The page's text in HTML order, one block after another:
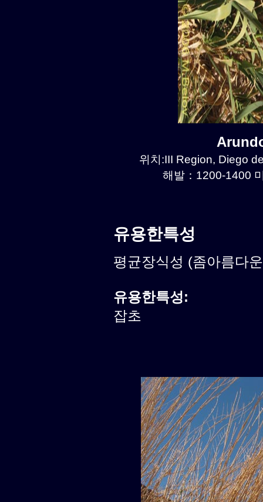
위치:III Region, Diego
해발：1200-1400
유용한특성
평균장식성 (좀아름다
유용한특성:
잡초